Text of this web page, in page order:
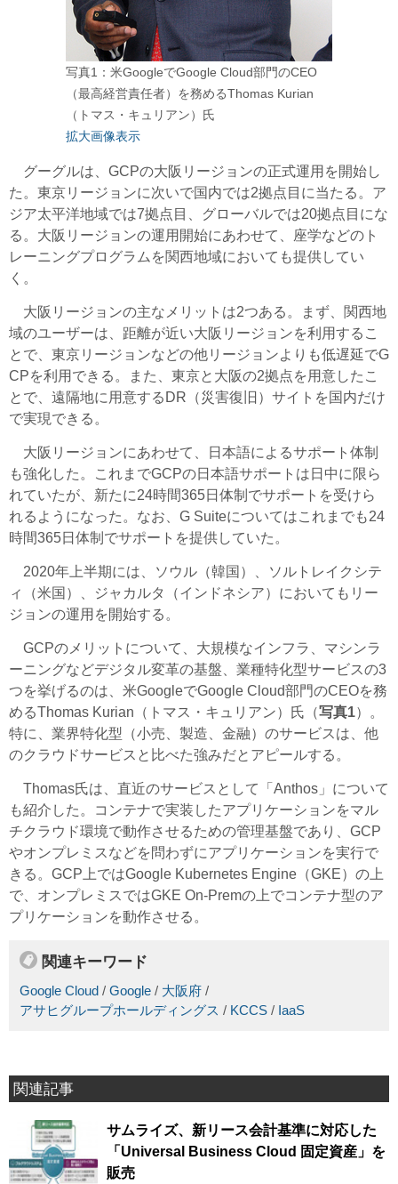
写真1：米GoogleでGoogle Cloud部門のCEO
（最高経営責任者）を務めるThomas Kurian
（トマス・キュリアン）氏
拡大画像表示
グーグルは、GCPの大阪リージョンの正式運用を開始し
た。東京リージョンに次いで国内では2拠点目に当たる。ア
ジア太平洋地域では7拠点目、グローバルでは20拠点目にな
る。大阪リージョンの運用開始にあわせて、座学などのト
レーニングプログラムを関西地域においても提供してい
く。
大阪リージョンの主なメリットは2つある。まず、関西地
域のユーザーは、距離が近い大阪リージョンを利用するこ
とで、東京リージョンなどの他リージョンよりも低遅延でG
CPを利用できる。また、東京と大阪の2拠点を用意したこ
とで、遠隔地に用意するDR（災害復旧）サイトを国内だけ
で実現できる。
大阪リージョンにあわせて、日本語によるサポート体制
も強化した。これまでGCPの日本語サポートは日中に限ら
れていたが、新たに24時間365日体制でサポートを受けら
れるようになった。なお、G Suiteについてはこれまでも24
時間365日体制でサポートを提供していた。
2020年上半期には、ソウル（韓国）、ソルトレイクシテ
ィ（米国）、ジャカルタ（インドネシア）においてもリー
ジョンの運用を開始する。
GCPのメリットについて、大規模なインフラ、マシンラ
ーニングなどデジタル変革の基盤、業種特化型サービスの3
つを挙げるのは、米GoogleでGoogle Cloud部門のCEOを務
めるThomas Kurian（トマス・キュリアン）氏（写真1）。
特に、業界特化型（小売、製造、金融）のサービスは、他
のクラウドサービスと比べた強みだとアピールする。
Thomas氏は、直近のサービスとして「Anthos」について
も紹介した。コンテナで実装したアプリケーションをマル
チクラウド環境で動作させるための管理基盤であり、GCP
やオンプレミスなどを問わずにアプリケーションを実行で
きる。GCP上ではGoogle Kubernetes Engine（GKE）の上
で、オンプレミスではGKE On-Premの上でコンテナ型のア
プリケーションを動作させる。
関連キーワード
Google Cloud / Google / 大阪府 /
アサヒグループホールディングス / KCCS / IaaS
関連記事
サムライズ、新リース会計基準に対応した
「Universal Business Cloud 固定資産」を
販売